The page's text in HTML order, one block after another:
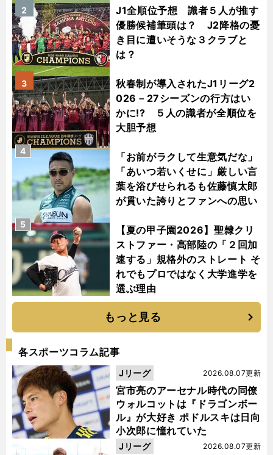
J1全順位予想 識者５人が推す
優勝候補筆頭は？ J2降格の憂
き目に遭いそうな３クラブと
は？
2
秋春制が導入されたJ1リーグ2
026－27シーズンの行方はい
かに!? ５人の識者が全順位を
大胆予想
3
「お前がラクして生意気だな」
「あいつ若いくせに」厳しい言
葉を浴びせられるも佐藤慎太郎
が貫いた誇りとファンへの思い
4
【夏の甲子園2026】聖隷クリ
ストファー・高部陸の「２回加
速する」規格外のストレート そ
れでもプロではなく大学進学を
選ぶ理由
5
もっと見る
各スポーツコラム記事
宮市亮のアーセナル時代の同僚
ウォルコットは『ドラゴンボー
ル』が大好き ポドルスキは日向
小次郎に憧れていた
2026.08.07更新
Jリーグ
2026.08.07更新
Jリーグ